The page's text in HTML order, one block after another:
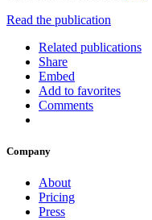
Read the publication
Related publications
Share
Embed
Add to favorites
Comments
Company
About
Pricing
Press